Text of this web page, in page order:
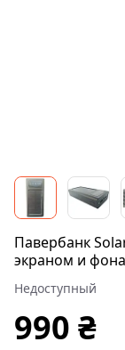
Павербанк
экраном и
Недоступный
990 ₴